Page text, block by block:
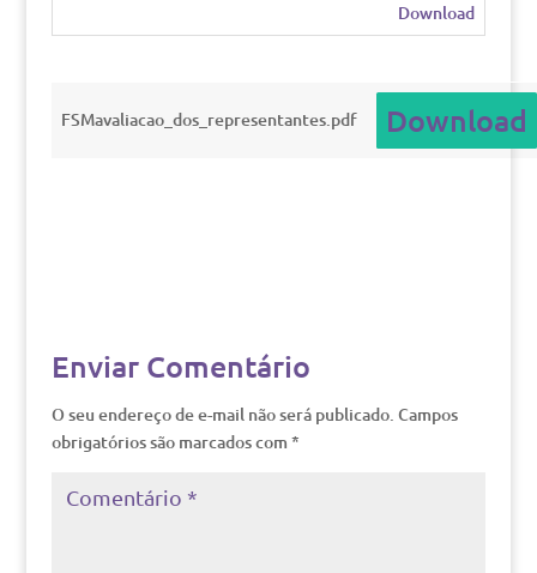
Download
FSMavaliacao_dos_representantes.pdf Download
Enviar Comentário
O seu endereço de e-mail não será publicado. Campos
obrigatórios são marcados com *